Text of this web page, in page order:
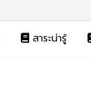
สาระน่ารู้